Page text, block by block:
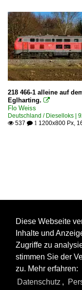
218 466-1 alleine auf
Eglharting. 
Flo Weiss
Deutschland / Dieselloks |
 537  1 1200x800 Px,
Diese Webseite
Inhalte und
Zugriffe zu
stimmen Sie der
zu. Mehr erfahren:
Datenschutz ,